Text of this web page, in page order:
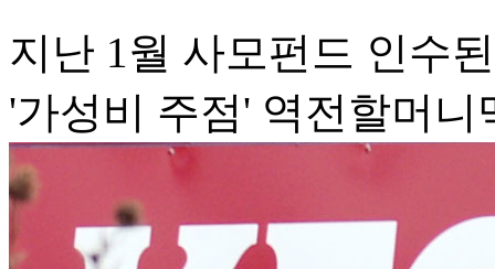
지난 1월 사모펀드 인수
'가성비 주점' 역전할머